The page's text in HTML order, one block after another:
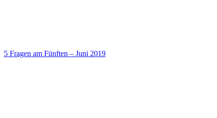
5 Fragen am Fünften – Juni 2019